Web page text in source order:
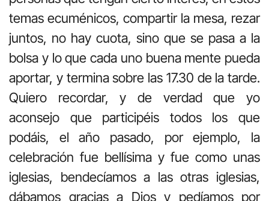
temas ecuménicos, compartir la mesa, rezar
juntos, no hay cuota, sino que se pasa a la
bolsa y lo que cada uno buena mente pueda
aportar, y termina sobre las 17.30 de la tarde.
Quiero recordar, y de verdad que yo
aconsejo que participéis todos los que
podáis, el año pasado, por ejemplo, la
celebración fue bellísima y fue como unas
iglesias, bendecíamos a las otras iglesias,
dábamos gracias a Dios y pedíamos por